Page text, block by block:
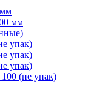
мм
упак)
упак)
упак)
(не упак)